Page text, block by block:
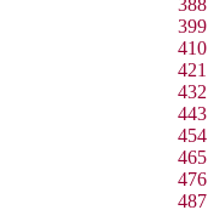
388
399
410
421
432
443
454
465
476
487